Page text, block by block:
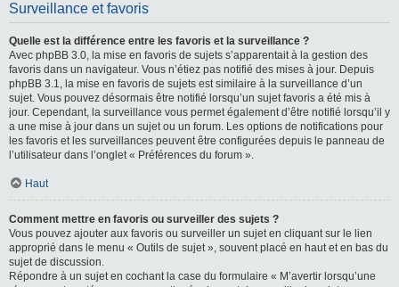
Surveillance et favoris
Quelle est la différence entre les favoris et la surveillance ?
Avec phpBB 3.0, la mise en favoris de sujets s’apparentait à la gestion des
favoris dans un navigateur. Vous n’étiez pas notifié des mises à jour. Depuis
phpBB 3.1, la mise en favoris de sujets est similaire à la surveillance d’un
sujet. Vous pouvez désormais être notifié lorsqu’un sujet favoris a été mis à
jour. Cependant, la surveillance vous permet également d’être notifié lorsqu’il y
a une mise à jour dans un sujet ou un forum. Les options de notifications pour
les favoris et les surveillances peuvent être configurées depuis le panneau de
l’utilisateur dans l’onglet « Préférences du forum ».
Haut
Comment mettre en favoris ou surveiller des sujets ?
Vous pouvez ajouter aux favoris ou surveiller un sujet en cliquant sur le lien
approprié dans le menu « Outils de sujet », souvent placé en haut et en bas du
sujet de discussion.
Répondre à un sujet en cochant la case du formulaire « M’avertir lorsqu’une